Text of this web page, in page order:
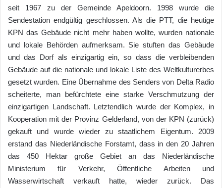
seit 1967 zu der Gemeinde Apeldoorn. 1998 wurde die
Sendestation endgültig geschlossen. Als die PTT, die heutige
KPN das Gebäude nicht mehr haben wollte, wurden nationale
und lokale Behörden aufmerksam. Sie stuften das Gebäude
und das Dorf als einzigartig ein, so dass die verbleibenden
Gebäude auf die nationale und lokale Liste des Weltkulturerbes
gesetzt wurden. Eine Übernahme des Senders von Delta Radio
scheiterte, man befürchtete eine starke Verschmutzung der
einzigartigen Landschaft. Letztendlich wurde der Komplex, in
Kooperation mit der Provinz Gelderland, von der KPN (zurück)
gekauft und wurde wieder zu staatlichem Eigentum. 2009
erstand das Niederländische Forstamt, dass in den 20 Jahren
das 450 Hektar große Gebiet an das Niederländische
Ministerium für Verkehr, Öffentliche Arbeiten und
Wasserwirtschaft verkauft hatte, wieder zurück. Das